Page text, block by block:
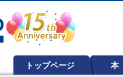
トップページ 本